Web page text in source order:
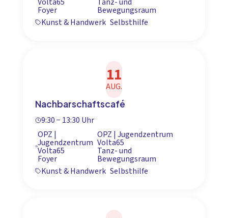
Foyer
Bewegungsraum
Kunst & Handwerk Selbsthilfe
11
AUG.
Nachbarschaftscafé
9:30 − 13:30 Uhr
OPZ |
Jugendzentrum
Volta65
Foyer
OPZ | Jugendzentrum
Volta65
Tanz- und
Bewegungsraum
Kunst & Handwerk Selbsthilfe